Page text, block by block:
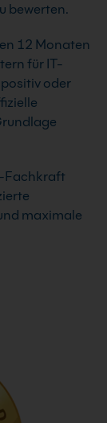
bewerten.
12 Monaten
für IT-
oder
Fachkraft
maximale